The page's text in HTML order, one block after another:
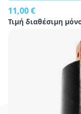
11,00 €
Τιμή διαθέσιμη